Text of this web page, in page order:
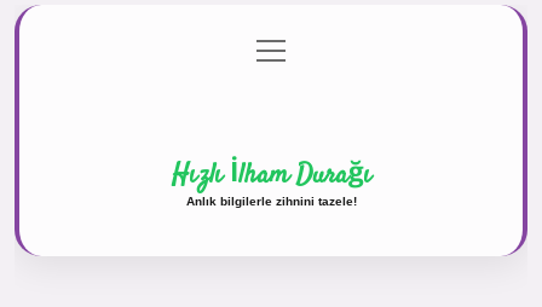
Gizlilik Politikası
menüyü
aç
Hızlı İlham Durağı
Anlık bilgilerle zihnini tazele!